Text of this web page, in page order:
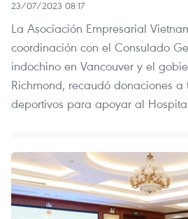
23/07/2023 08:17
La Asociación Empresarial
coordinación con el Consulado
indochino en Vancouver y el
Richmond, recaudó donaciones
deportivos para apoyar al